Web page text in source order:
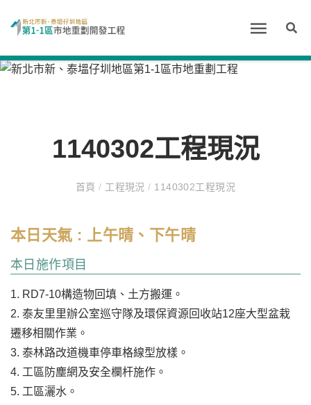
1140302工程現況
首頁/ 工程現況/ 1140302工程現況
本日天氣 : 上午晴、下午晴
本日施作項目
1. RD7-10構造物回填、土方搬運。
2. 泰友里里辦公室巡守隊及環保資源回收站12座大型盆栽
遷移相關作業。
3. 泰林路改道機車停車格線型放樣。
4. 工區防塵網及安全欄杆施作。
5. 工區灑水。